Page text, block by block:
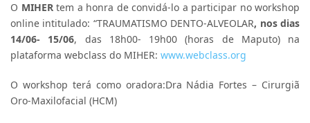
O MIHERtem a honra de convidá-lo a participar no workshop
online intitulado: “TRAUMATISMO DENTO-ALVEOLAR, nos dias
14/06- 15/06, das 18h00- 19h00 (horas de Maputo) na
plataforma webclass do MIHER: www.webclass.org
O workshop terá como oradora:Dra Nádia Fortes – Cirurgiã
Oro-Maxilofacial (HCM)